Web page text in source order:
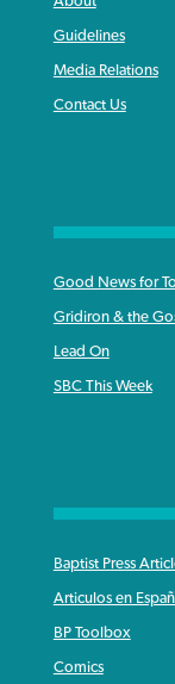
Guidelines
Media Relations
Contact Us
Good News for
Gridiron & the
Lead On
SBC This Week
Baptist Press
Articulos en
BP Toolbox
Comics